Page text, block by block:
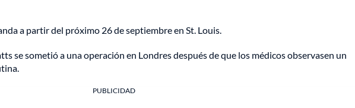
a partir del próximo 26 de septiembre en St. Louis.
se sometió a una operación en Londres después de que los médicos observasen un
PUBLICIDAD